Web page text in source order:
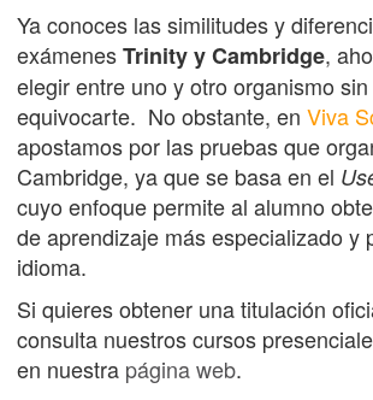
Ya conoces las similitudes y
exámenesTrinity y Cambridge,
elegir entre uno y otro organismo
equivocarte. No obstante, en Viva
apostamos por las pruebas que
Cambridge, ya que se basa en el
cuyo enfoque permite al alumno
de aprendizaje más especializado y
idioma.
Si quieres obtener una titulación
consulta nuestros cursos
en nuestra página web.